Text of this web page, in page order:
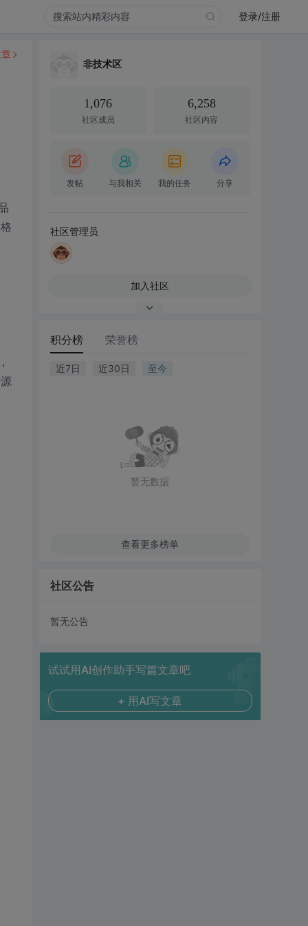
登录/注册
非技术区
1,076
社区成员
6,258
社区内容
发帖 与我相关 我的任务 分享
社区管理员
加入社区
积分榜 荣誉榜
近7日 近30日 至今
暂无数据
查看更多榜单
社区公告
暂无公告
试试用AI创作助手写篇文章吧
+ 用AI写文章